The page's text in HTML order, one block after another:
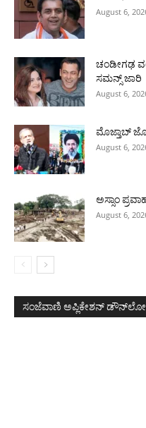
August 6,
ಚಂಡೀಗಢ
ಸಮನ್ಸ್ ಜಾರಿ
August 6,
ಮೊಜ್ತಾಬ್
August 6,
ಅಸ್ಸಾಂ
August 6,
ಸಂಜೆವಾಣಿ ಅಪ್ಲಿಕೇಶನ್